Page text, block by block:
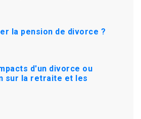
la pension de divorce ?
d'un divorce ou
sur la retraite et les